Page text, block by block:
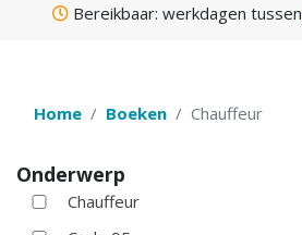
Bereikbaar: werkdagen tussen
Home Boeken Chauffeur
Onderwerp
Chauffeur